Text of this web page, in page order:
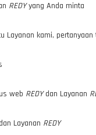
REDYyang Anda minta
kami,
web REDYdan Layanan
Layanan REDY